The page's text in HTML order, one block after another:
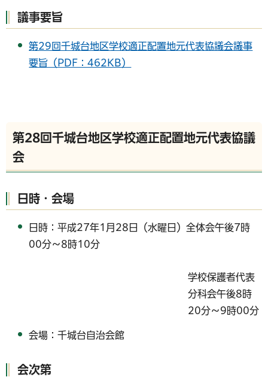
議事要旨
第29回千城台地区学校適正配置地元代表協議会議事
要旨（PDF：462KB）
第28回千城台地区学校適正配置地元代表協議
会
日時・会場
日時：平成27年1月28日（水曜日）全体会午後7時
00分～8時10分
学校保護者代表
分科会午後8時
20分～9時00分
会場：千城台自治会館
会次第